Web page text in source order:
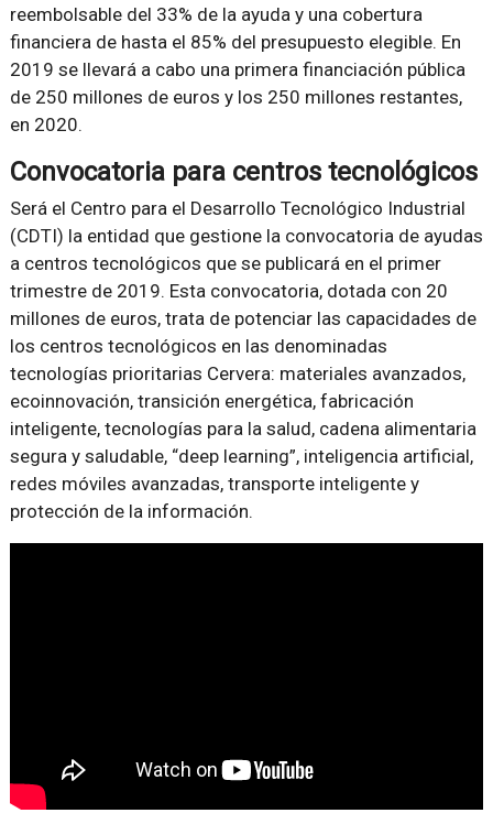
reembolsable del 33% de la ayuda y una cobertura
financiera de hasta el 85% del presupuesto elegible. En
2019 se llevará a cabo una primera financiación pública
de 250 millones de euros y los 250 millones restantes,
en 2020.
Convocatoria para centros tecnológicos
Será el Centro para el Desarrollo Tecnológico Industrial
(CDTI) la entidad que gestione la convocatoria de ayudas
a centros tecnológicos que se publicará en el primer
trimestre de 2019. Esta convocatoria, dotada con 20
millones de euros, trata de potenciar las capacidades de
los centros tecnológicos en las denominadas
tecnologías prioritarias Cervera: materiales avanzados,
ecoinnovación, transición energética, fabricación
inteligente, tecnologías para la salud, cadena alimentaria
segura y saludable, “deep learning”, inteligencia artificial,
redes móviles avanzadas, transporte inteligente y
protección de la información.